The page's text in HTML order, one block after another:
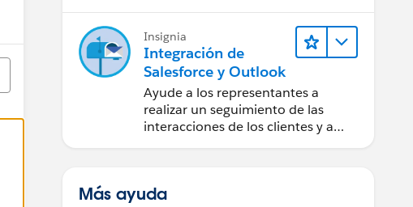
Insignia
Integración de
Salesforce y Outlook
Ayude a los representantes a
realizar un seguimiento de las
interacciones de los clientes y a
Más ayuda